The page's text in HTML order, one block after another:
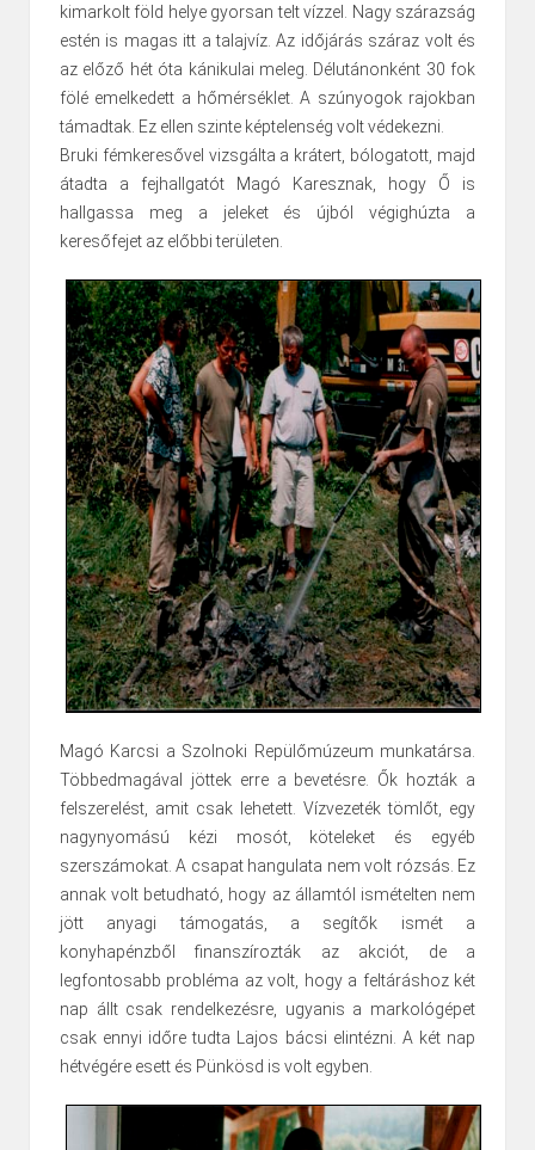
kimarkolt föld helye gyorsan telt vízzel. Nagy szárazság
estén is magas itt a talajvíz. Az időjárás száraz volt és
az előző hét óta kánikulai meleg. Délutánonként 30 fok
fölé emelkedett a hőmérséklet. A szúnyogok rajokban
támadtak. Ez ellen szinte képtelenség volt védekezni.
Bruki fémkeresővel vizsgálta a krátert, bólogatott, majd
átadta a fejhallgatót Magó Karesznak, hogy Ő is
hallgassa meg a jeleket és újból végighúzta a
keresőfejet az előbbi területen.
Magó Karcsi a Szolnoki Repülőmúzeum munkatársa.
Többedmagával jöttek erre a bevetésre. Ők hozták a
felszerelést, amit csak lehetett. Vízvezeték tömlőt, egy
nagynyomású kézi mosót, köteleket és egyéb
szerszámokat. A csapat hangulata nem volt rózsás. Ez
annak volt betudható, hogy az államtól ismételten nem
jött anyagi támogatás, a segítők ismét a
konyhapénzből finanszírozták az akciót, de a
legfontosabb probléma az volt, hogy a feltáráshoz két
nap állt csak rendelkezésre, ugyanis a markológépet
csak ennyi időre tudta Lajos bácsi elintézni. A két nap
hétvégére esett és Pünkösd is volt egyben.